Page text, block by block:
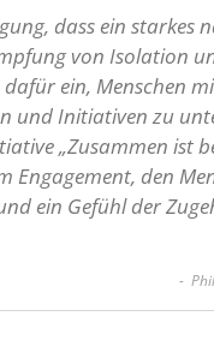
dass ein starkes
von Isolation
ein, Menschen
und Initiativen zu
„Zusammen ist
Engagement, den
ein Gefühl der
-